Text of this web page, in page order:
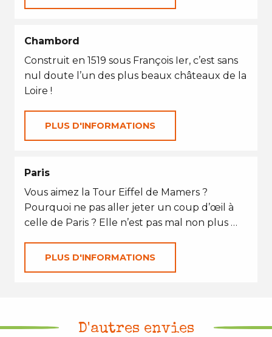
Chambord
Construit en 1519 sous François Ier, c’est sans
nul doute l’un des plus beaux châteaux de la
Loire !
PLUS D'INFORMATIONS
Paris
Vous aimez la Tour Eiffel de Mamers ?
Pourquoi ne pas aller jeter un coup d’œil à
celle de Paris ? Elle n’est pas mal non plus …
PLUS D'INFORMATIONS
D'autres envies